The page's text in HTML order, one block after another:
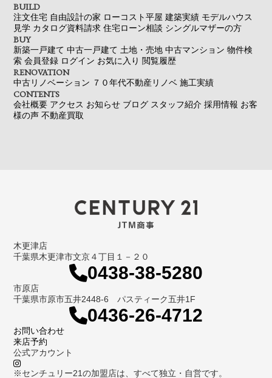
BUILD
注文住宅 自由設計の家 ローコスト平屋 建築実績 モデルハウス
見学 カタログ資料請求 住宅ローン相談 シングルマザーの方
BUY
新築一戸建て 中古一戸建て 土地・売地 中古マンション 物件検
索 会員登録 ログイン お気に入り 閲覧履歴
RENOVATION
中古リノベーション ７０年代不動産リノベ 施工実績
CONTENTS
会社概要 アクセス お知らせ ブログ スタッフ紹介 採用情報 お客
様の声 不動産買取
木更津店
千葉県木更津市文京４丁目１－２０
0438-38-5280
市原店
千葉県市原市五井2448-6 パスティーク五井1F
0436-26-4712
お問い合わせ
来店予約
公式アカウント
※センチュリー21の加盟店は、すべて独立・自営です。